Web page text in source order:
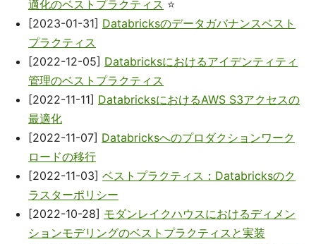
適化のベストプラクティス ⭐
[2023-01-31] Databricksのデータガバナンスベスト
プラクティス
[2022-12-05] Databricksにおけるアイデンティティ
管理のベストプラクティス
[2022-11-11] DatabricksにおけるAWS S3アクセスの
最適化
[2022-11-07] Databricksへのプロダクションワーク
ロードの移行
[2022-11-03] ベストプラクティス：Databricksのク
ラスターポリシー
[2022-10-28] モダンレイクハウスにおけるディメン
ションモデリングのベストプラクティスと実装